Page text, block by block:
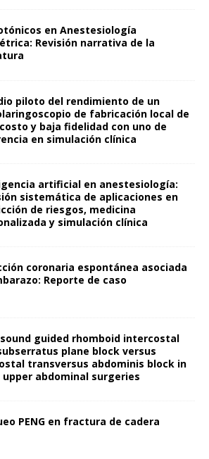
en Anestesiología
Revisión narrativa de la
piloto del rendimiento de un
de fabricación local de
y baja fidelidad con uno de
en simulación clínica
artificial en anestesiología:
sistemática de aplicaciones en
de riesgos, medicina
y simulación clínica
coronaria espontánea asociada
Reporte de caso
guided rhomboid intercostal
plane block versus
transversus abdominis block in
upper abdominal surgeries
PENG en fractura de cadera